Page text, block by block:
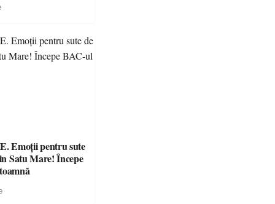
Emoții pentru sute
Satu Mare! Începe